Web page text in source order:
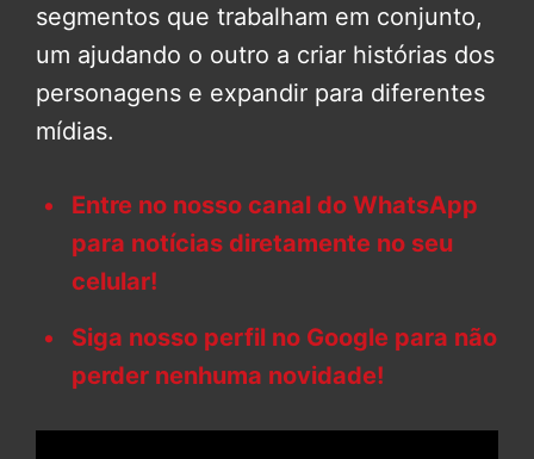
segmentos que trabalham em conjunto,
um ajudando o outro a criar histórias dos
personagens e expandir para diferentes
mídias.
Entre no nosso canal do WhatsApp
para notícias diretamente no seu
celular!
Siga nosso perfil no Google para não
perder nenhuma novidade!